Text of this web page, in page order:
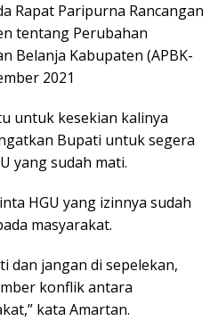
Rapat Paripurna Rancangan
tentang Perubahan
Belanja Kabupaten (APBK-
2021
untuk kesekian kalinya
Bupati untuk segera
yang sudah mati.
HGU yang izinnya sudah
masyarakat.
dan jangan di sepelekan,
konflik antara
kata Amartan.